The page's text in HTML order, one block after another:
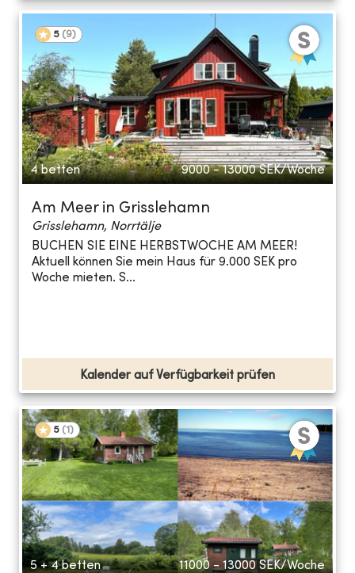
5 (9)
4 betten 9000 - 13000 SEK/Woche
Am Meer in Grisslehamn
Grisslehamn, Norrtälje
BUCHEN SIE EINE HERBSTWOCHE AM MEER!
Aktuell können Sie mein Haus für 9.000 SEK pro
Woche mieten. S...
Kalender auf Verfügbarkeit prüfen
5 (1 )
5 + 4 betten 11000 - 13000 SEK/Woche